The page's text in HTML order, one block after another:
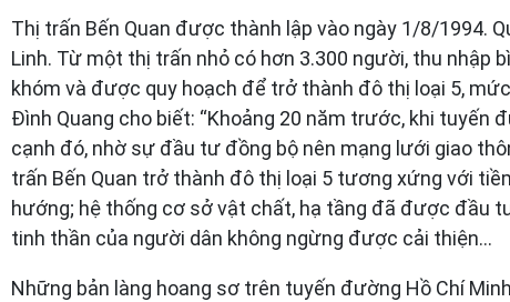
Thị trấn Bến Quan được thành lập vào ngày 1/8/1994.
Linh. Từ một thị trấn nhỏ có hơn 3.300 người, thu
khóm và được quy hoạch để trở thành đô thị loại 5,
Đình Quang cho biết: “Khoảng 20 năm trước, khi
cạnh đó, nhờ sự đầu tư đồng bộ nên mạng lưới giao
trấn Bến Quan trở thành đô thị loại 5 tương xứng với
hướng; hệ thống cơ sở vật chất, hạ tầng đã được đầu
tinh thần của người dân không ngừng được cải thiện...
Những bản làng hoang sơ trên tuyến đường Hồ Chí